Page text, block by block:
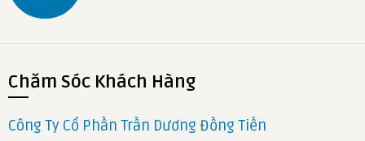
Chăm Sóc Khách Hàng
Công Ty Cổ Phần Trần Dương Đồng Tiến